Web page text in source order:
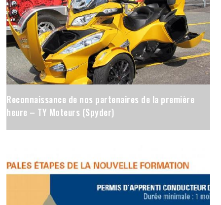
Reconnaissance de nos partenaires de la première
heure – TY Moteurs (Spyder)